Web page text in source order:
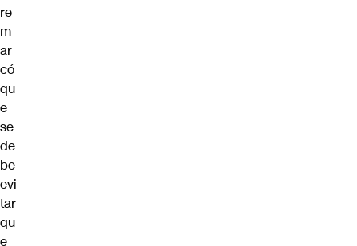
re
m
ar
có
qu
e
se
de
be
evi
tar
qu
e